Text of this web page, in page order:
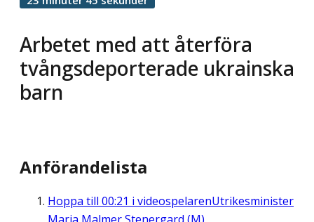
Arbetet med att återföra
tvångsdeporterade ukrainska
barn
Anförandelista
Hoppa till 00:21 i videospelarenUtrikesminister